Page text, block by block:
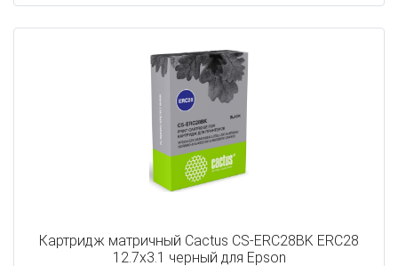
Картридж матричный Cactus CS-ERC28BK ERC28
12.7x3.1 черный для Epson